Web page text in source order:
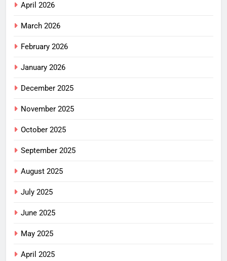
April 2026
March 2026
February 2026
January 2026
December 2025
November 2025
October 2025
September 2025
August 2025
July 2025
June 2025
May 2025
April 2025